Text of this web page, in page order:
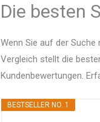
Die besten
Wenn Sie auf der
Vergleich stellt die
Kundenbewertungen.
BESTSELLER NO. 1